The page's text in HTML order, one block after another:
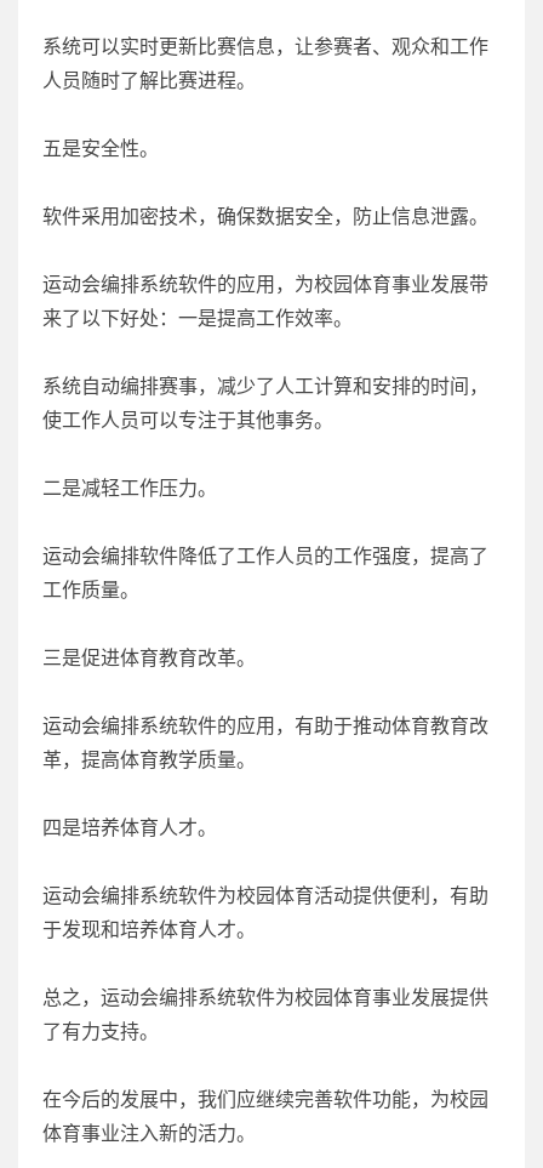
系统可以实时更新比赛信息，让参赛者、观众和工作
人员随时了解比赛进程。
五是安全性。
软件采用加密技术，确保数据安全，防止信息泄露。
运动会编排系统软件的应用，为校园体育事业发展带
来了以下好处：一是提高工作效率。
系统自动编排赛事，减少了人工计算和安排的时间，
使工作人员可以专注于其他事务。
二是减轻工作压力。
运动会编排软件降低了工作人员的工作强度，提高了
工作质量。
三是促进体育教育改革。
运动会编排系统软件的应用，有助于推动体育教育改
革，提高体育教学质量。
四是培养体育人才。
运动会编排系统软件为校园体育活动提供便利，有助
于发现和培养体育人才。
总之，运动会编排系统软件为校园体育事业发展提供
了有力支持。
在今后的发展中，我们应继续完善软件功能，为校园
体育事业注入新的活力。